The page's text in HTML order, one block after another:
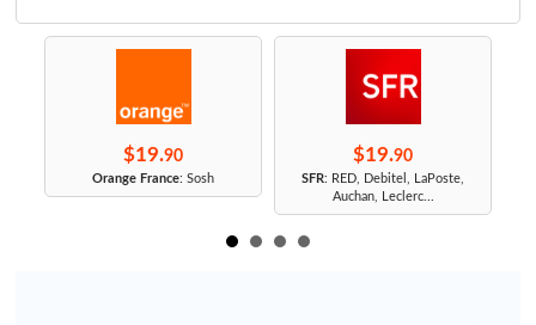
$19.90
Orange France: Sosh
$19.90
SFR: RED, Debitel, LaPoste,
Auchan, Leclerc...